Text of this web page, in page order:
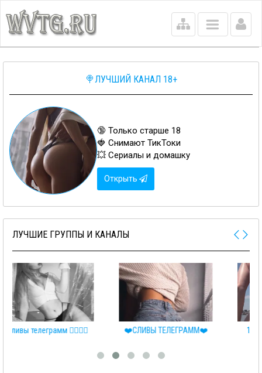
Main
menu
🍭ЛУЧШИЙ КАНАЛ 18+
🔞 Только старше 18
🍓 Снимают ТикТоки
💥 Сериалы и домашку
Открыть
ЛУЧШИЕ ГРУППЫ И КАНАЛЫ
❤️СЛИВЫ ТЕЛЕГРАММ❤️ 18+ Сливы телеграмм